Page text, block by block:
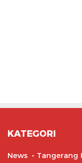
KATEGORI
News Tangerang